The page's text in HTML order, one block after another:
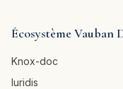
Écosystème Vauban
Knox-doc
Iuridis